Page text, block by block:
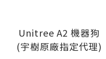
Unitree A2 機器狗
(宇樹原廠指定代理)